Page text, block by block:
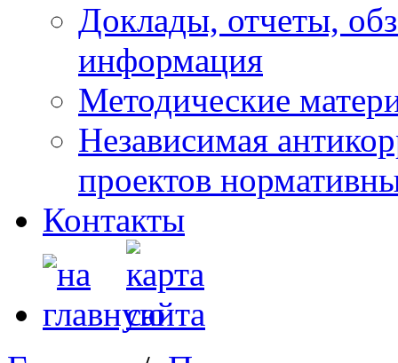
Доклады, отчеты,
информация
Методические
Независимая
проектов
Контакты